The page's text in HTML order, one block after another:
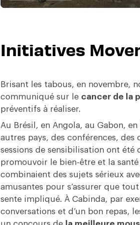
Initiatives
Brisant les tabous, en novembre,
communiqué sur le cancer de la
préventifs à réaliser.
Au Brésil, en Angola, au Gabon,
autres pays, des conférences, des
sessions de sensibilisation ont été
promouvoir le bien-être et la
combinaient des sujets sérieux
amusantes pour s’assurer que
sente impliqué. À Cabinda, par
conversations et d’un bon repas,